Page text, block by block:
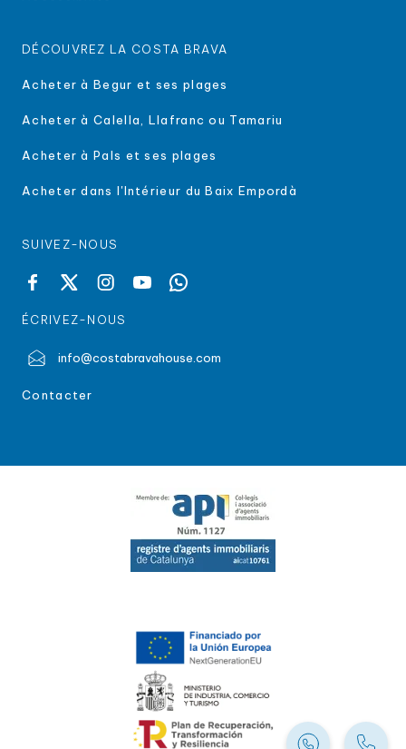
DÉCOUVREZ LA COSTA BRAVA
Acheter à Begur et ses plages
Acheter à Calella, Llafranc ou Tamariu
Acheter à Pals et ses plages
Acheter dans l'Intérieur du Baix Empordà
SUIVEZ-NOUS
ÉCRIVEZ-NOUS
info@costabravahouse.com
Contacter